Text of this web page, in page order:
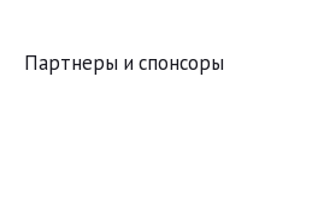
Партнеры и спонсоры